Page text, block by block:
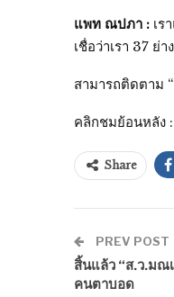
แพท ณปภา : เร
เชื่อว่าเรา 37
สามารถติดตาม
คลิกชมย้อนหลั
Share
PREV POST
สิ้นแล้ว “ส.ว.ม
คนตาบอด